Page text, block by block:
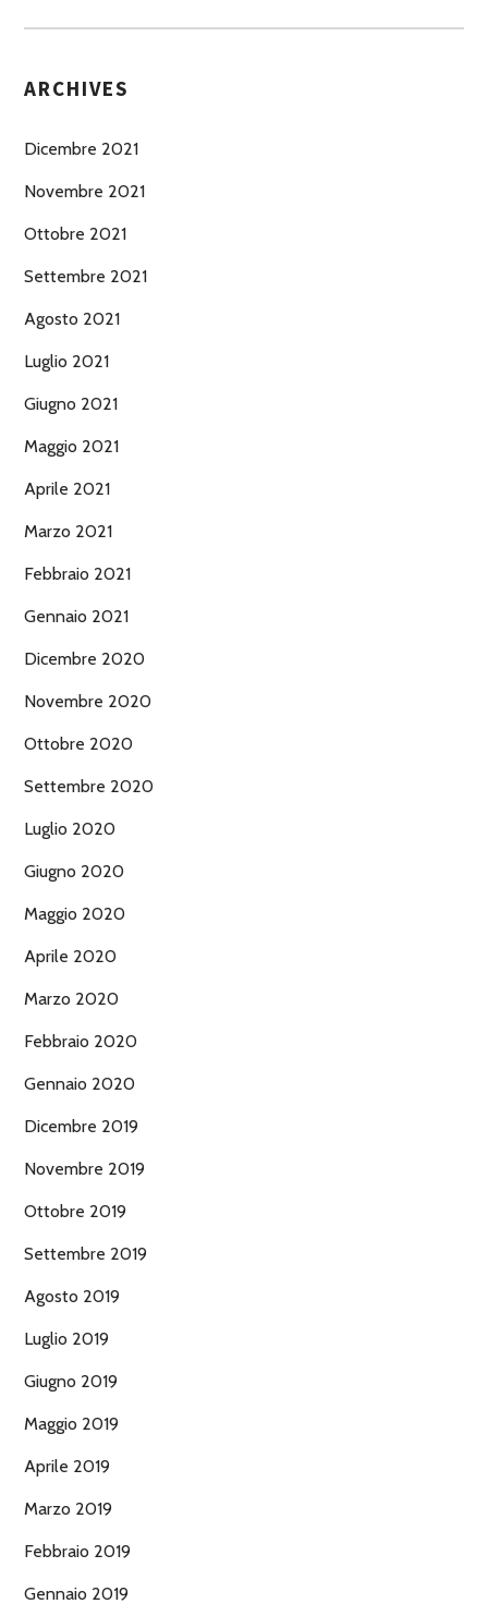
ARCHIVES
Dicembre 2021
Novembre 2021
Ottobre 2021
Settembre 2021
Agosto 2021
Luglio 2021
Giugno 2021
Maggio 2021
Aprile 2021
Marzo 2021
Febbraio 2021
Gennaio 2021
Dicembre 2020
Novembre 2020
Ottobre 2020
Settembre 2020
Luglio 2020
Giugno 2020
Maggio 2020
Aprile 2020
Marzo 2020
Febbraio 2020
Gennaio 2020
Dicembre 2019
Novembre 2019
Ottobre 2019
Settembre 2019
Agosto 2019
Luglio 2019
Giugno 2019
Maggio 2019
Aprile 2019
Marzo 2019
Febbraio 2019
Gennaio 2019